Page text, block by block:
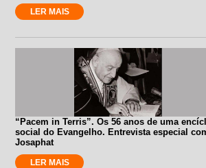
LER MAIS
“Pacem in Terris”. Os 56 anos de uma
social do Evangelho. Entrevista especial
Josaphat
LER MAIS